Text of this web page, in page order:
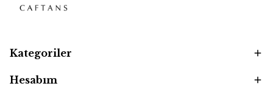
Kategoriler
Hesabım